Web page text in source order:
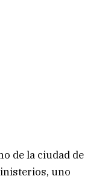
de la ciudad de
uno